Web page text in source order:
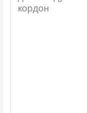
кордон